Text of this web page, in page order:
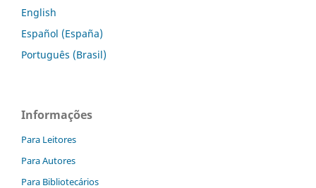
English
Español (España)
Português (Brasil)
Informações
Para Leitores
Para Autores
Para Bibliotecários